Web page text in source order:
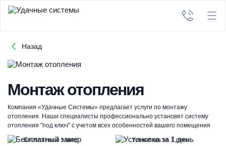
Назад
Монтаж отопления
Компания «Удачные Системы» предлагает услуги по монтажу
отопления. Наши специалисты профессионально установят систему
отопления "под ключ" с учетом всех особенностей вашего помещения
Бесплатный замер Установка за 1 день